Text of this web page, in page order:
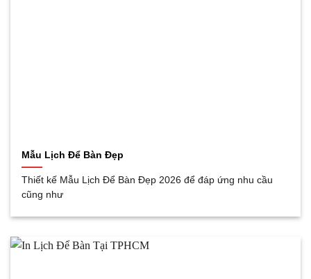
Mẫu Lịch Để Bàn Đẹp
Thiết kế Mẫu Lịch Để Bàn Đẹp 2026 để đáp ứng nhu cầu
cũng như